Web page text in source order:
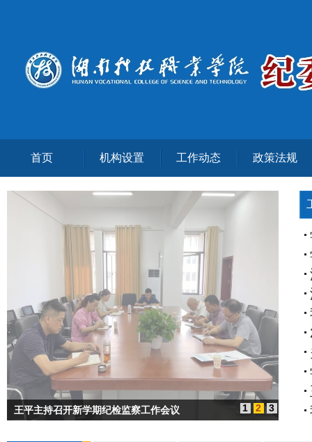
首页 机构设置 工作动态 政策法规
王平主持召开新学期纪检监察工作会议 1 2 3